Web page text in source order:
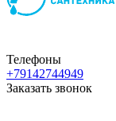
Телефоны
+79142744949
Заказать звонок